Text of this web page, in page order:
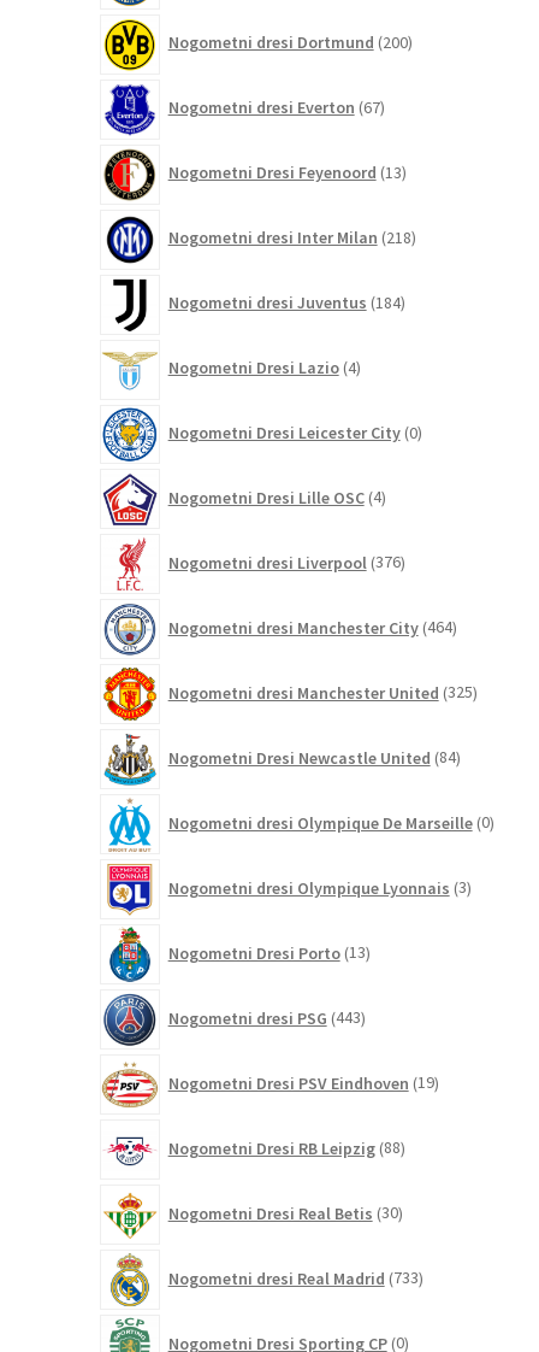
Nogometni dresi Dortmund 200izdelkov
Nogometni dresi Everton 67izdelkov
Nogometni Dresi Feyenoord 13izdelkov
Nogometni dresi Inter Milan 218izdelkov
Nogometni dresi Juventus 184izdelkov
Nogometni Dresi Lazio 4izdelki
Nogometni Dresi Leicester City 0izdelkov
Nogometni Dresi Lille OSC 4izdelki
Nogometni dresi Liverpool 376izdelkov
Nogometni dresi Manchester City 464izdelkov
Nogometni dresi Manchester United 325izdelkov
Nogometni Dresi Newcastle United 84izdelkov
Nogometni dresi Olympique De Marseille 0
Nogometni dresi Olympique Lyonnais 3izdelki
Nogometni Dresi Porto 13izdelkov
Nogometni dresi PSG 443izdelkov
Nogometni Dresi PSV Eindhoven 19izdelkov
Nogometni Dresi RB Leipzig 88izdelkov
Nogometni Dresi Real Betis 30izdelkov
Nogometni dresi Real Madrid 733izdelkov
Nogometni Dresi Sporting CP 0